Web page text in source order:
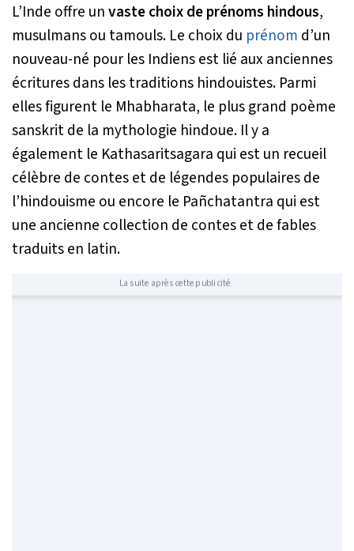
L’Inde offre unvaste choix de prénoms hindous,
musulmans ou tamouls. Le choix du prénom d’un
nouveau-né pour les Indiens est lié aux anciennes
écritures dans les traditions hindouistes. Parmi
elles figurent le Mhabharata, le plus grand poème
sanskrit de la mythologie hindoue. Il y a
également le Kathasaritsagara qui est un recueil
célèbre de contes et de légendes populaires de
l’hindouisme ou encore le Pañchatantra qui est
une ancienne collection de contes et de fables
traduits en latin.
La suite après cette publicité